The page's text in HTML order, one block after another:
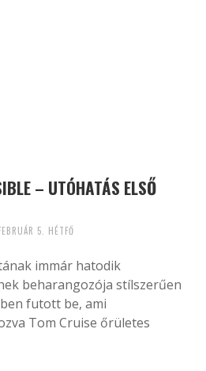
– UTÓHATÁS ELSŐ
5. HÉTFŐ
immár hatodik
beharangozója stílszerűen
futott be, ami
Tom Cruise őrületes